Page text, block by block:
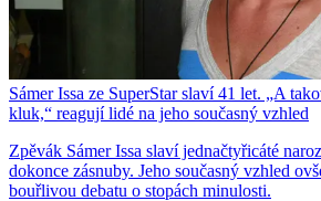
Sámer Issa ze SuperStar slaví 41 let. „A
kluk,“ reagují lidé na jeho současný vzhled
Zpěvák Sámer Issa slaví jednačtyřicáté
dokonce zásnuby. Jeho současný vzhled
bouřlivou debatu o stopách minulosti.